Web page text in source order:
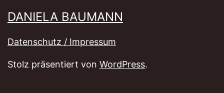
DANIELA BAUMANN
Datenschutz / Impressum
Stolz präsentiert von WordPress.